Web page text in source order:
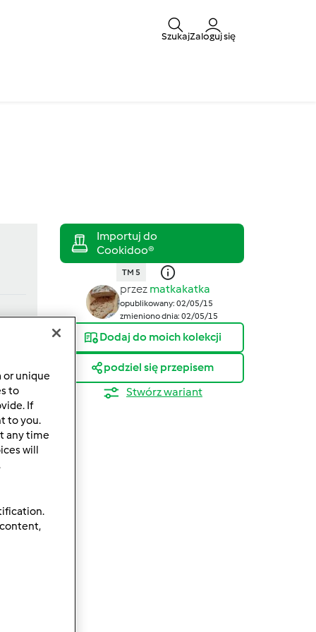
SzukajZaloguj się
TM 5
przez matkakatka
opublikowany: 02/05/15
zmieniono dnia: 02/05/15
Dodaj do moich kolekcji
podziel się przepisem
Stwórz wariant
or unique
to
If
to you.
any time
will